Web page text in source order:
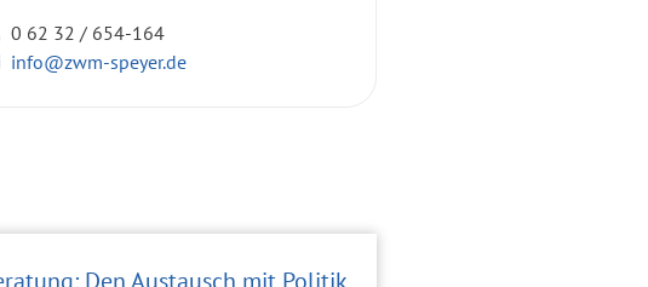
0 62 32 / 654-164
info@zwm-speyer.de